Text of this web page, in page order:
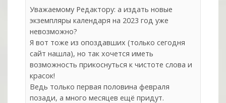
Уважаемому Редактору: а издать новые
экземпляры календаря на 2023 год уже
невозможно?
Я вот тоже из опоздавших (только сегодня
сайт нашла), но так хочется иметь
возможность прикоснуться к чистоте слова и
красок!
Ведь только первая половина февраля
позади, а много месяцев ещё придут.